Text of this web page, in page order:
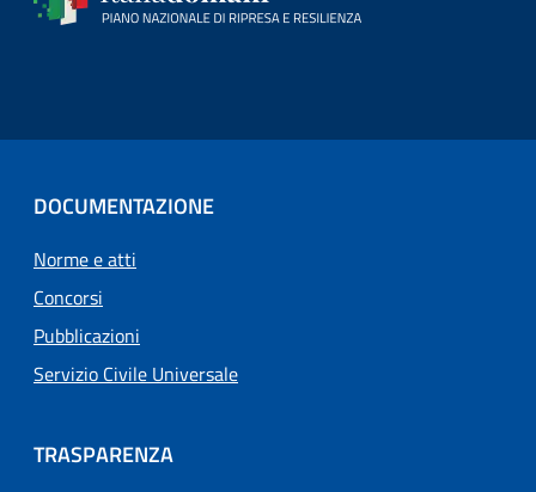
DOCUMENTAZIONE
Norme e atti
Concorsi
Pubblicazioni
Servizio Civile Universale
TRASPARENZA